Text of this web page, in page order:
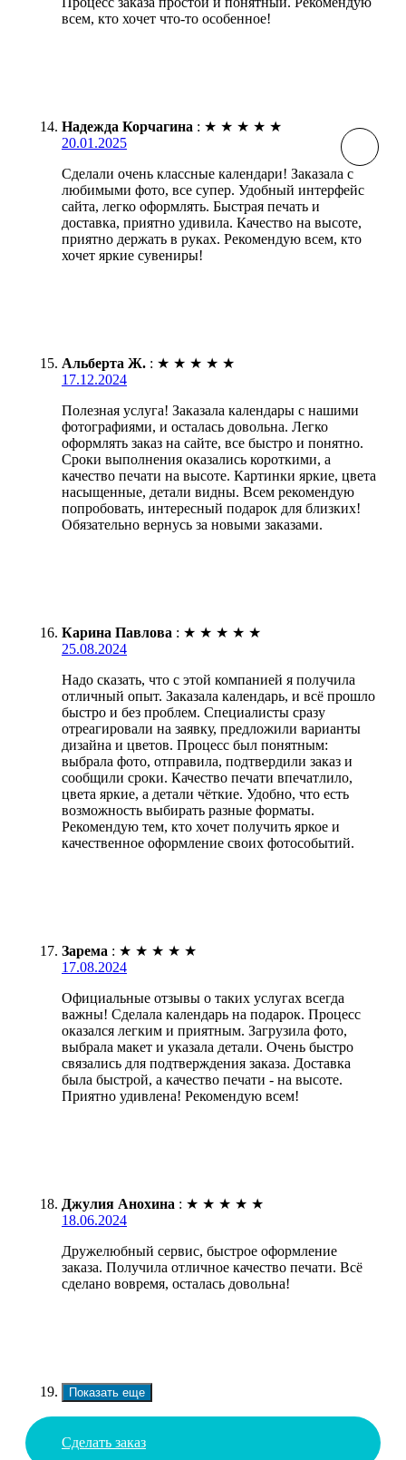
всем, кто хочет что-то особенное!
Надежда Корчагина : ★ ★ ★ ★ ★
20.01.2025
Сделали очень классные календари! Заказала с
любимыми фото, все супер. Удобный интерфейс
сайта, легко оформлять. Быстрая печать и
доставка, приятно удивила. Качество на высоте,
приятно держать в руках. Рекомендую всем, кто
хочет яркие сувениры!
Альберта Ж. : ★ ★ ★ ★ ★
17.12.2024
Полезная услуга! Заказала календары с нашими
фотографиями, и осталась довольна. Легко
оформлять заказ на сайте, все быстро и понятно.
Сроки выполнения оказались короткими, а
качество печати на высоте. Картинки яркие, цвета
насыщенные, детали видны. Всем рекомендую
попробовать, интересный подарок для близких!
Обязательно вернусь за новыми заказами.
Карина Павлова : ★ ★ ★ ★ ★
25.08.2024
Надо сказать, что с этой компанией я получила
отличный опыт. Заказала календарь, и всё прошло
быстро и без проблем. Специалисты сразу
отреагировали на заявку, предложили варианты
дизайна и цветов. Процесс был понятным:
выбрала фото, отправила, подтвердили заказ и
сообщили сроки. Качество печати впечатлило,
цвета яркие, а детали чёткие. Удобно, что есть
возможность выбирать разные форматы.
Рекомендую тем, кто хочет получить яркое и
качественное оформление своих фотособытий.
Зарема : ★ ★ ★ ★ ★
17.08.2024
Официальные отзывы о таких услугах всегда
важны! Сделала календарь на подарок. Процесс
оказался легким и приятным. Загрузила фото,
выбрала макет и указала детали. Очень быстро
связались для подтверждения заказа. Доставка
была быстрой, а качество печати - на высоте.
Приятно удивлена! Рекомендую всем!
Джулия Анохина : ★ ★ ★ ★ ★
18.06.2024
Дружелюбный сервис, быстрое оформление
заказа. Получила отличное качество печати. Всё
сделано вовремя, осталась довольна!
Показать еще
Сделать заказ